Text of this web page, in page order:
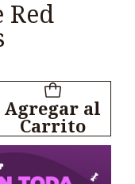
Red
Agregar al
Carrito